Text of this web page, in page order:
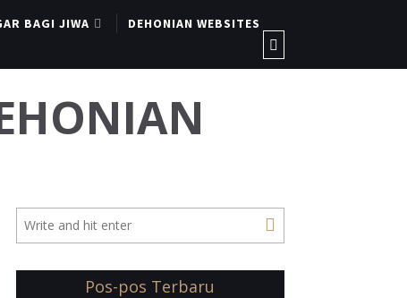
BAGI JIWA DEHONIAN WEBSITES
Pos-pos Terbaru